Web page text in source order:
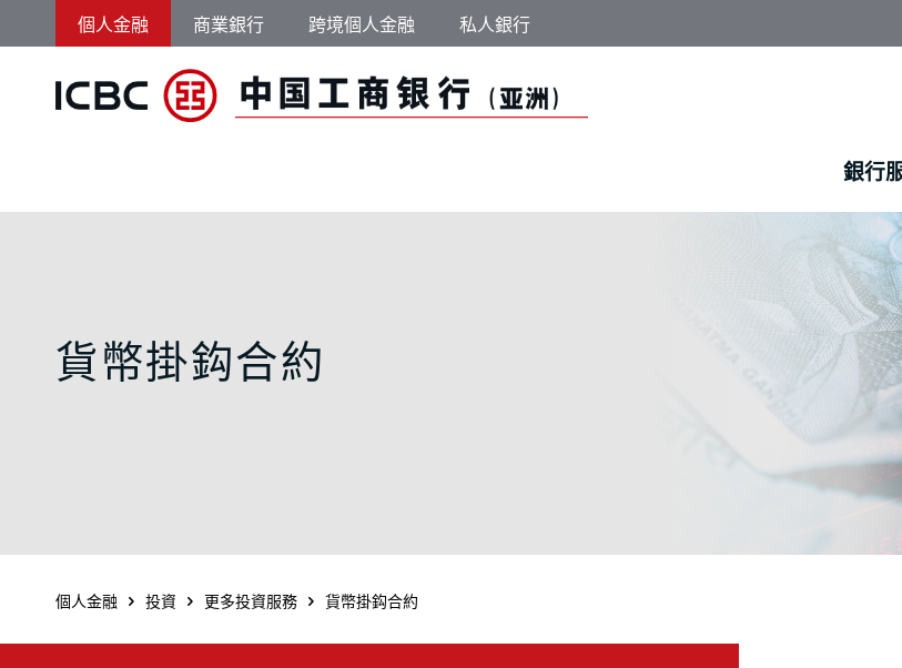
跳轉到主要內容
個人金融 商業銀行 跨境個人金融 私人銀行
銀行
貨幣掛鈎合約 - 中國工商銀行（亞洲
貨幣掛鈎合約
個人金融 投資 更多投資服務 貨幣掛鈎合約